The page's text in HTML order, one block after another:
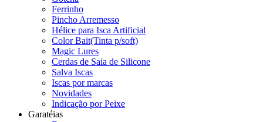
Ferrinho
Pincho Arremesso
Hélice para Isca Artificial
Color Bait(Tinta p/soft)
Magic Lures
Cerdas de Saia de Silicone
Salva Iscas
Iscas por marcas
Novidades
Indicação por Peixe
Garatéias